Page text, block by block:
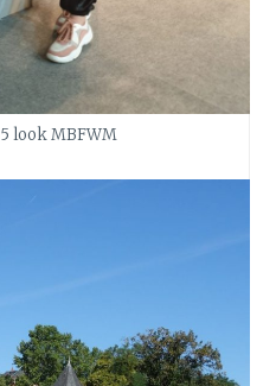
5 look MBFWM